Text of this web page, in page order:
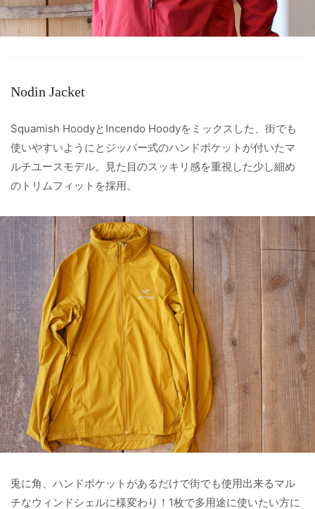
Nodin Jacket
Squamish HoodyとIncendo Hoodyをミックスした、街でも
使いやすいようにとジッパー式のハンドポケットが付いたマ
ルチユースモデル。見た目のスッキリ感を重視した少し細め
のトリムフィットを採用。
兎に角、ハンドポケットがあるだけで街でも使用出来るマル
チなウィンドシェルに様変わり！1枚で多用途に使いたい方に